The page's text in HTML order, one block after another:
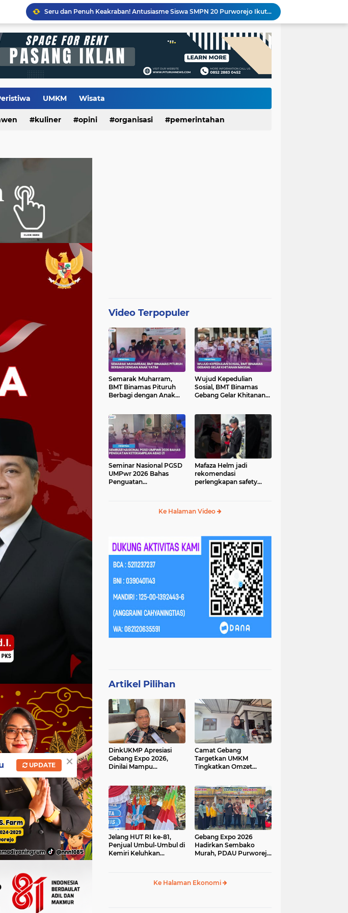
Banggakan Kwarran Pituruh, Tiga Siswa SMPN 20 dan SMPN 40 Purworejo Melenggang ke Jamnas Cibubur
PT Unggulrejo Wasono Dilanda Kebakaran, Tiga Korban Dilaporkan Alami Luka
Meriahkan HUT RI ke-81, SDN Luwenglor Sabet Juara 1 Turnamen Mini Soccer SD Se-Kecamatan Pituruh
Kemarau Picu Krisis Air Bersih, SDN Munggangsari dan Warga Kaligintung Berharap Pasokan Air Rutin
Flashback Program PITULUNGAN Yuli–Dion: Sejauh Mana Realisasinya?
Expo HUT ke-61 Yonif 412/BES Purworejo 2026 Resmi Dibuka, Pererat Sinergi TNI dan Masyarakat Lewat Beragam Hiburan
500 Mesin Produksi Terdampak, Kebakaran PT Unggulrejo Wasono Sebabkan Kerugian Ratusan Juta
UMKM Wisata
kuliner opini organisasi pemerintahan
Video Terpopuler
Semarak Muharram,
BMT Binamas Pituruh
Berbagi dengan Anak
Wujud Kepedulian
Sosial, BMT Binamas
Gebang Gelar Khitanan
Seminar Nasional PGSD
UMPwr 2026 Bahas
Penguatan
Mafaza Helm jadi
rekomendasi
perlengkapan safety
Ke Halaman Video
Artikel Pilihan
DinkUKMP Apresiasi
Gebang Expo 2026,
Dinilai Mampu
Lokal
Camat Gebang
Targetkan UMKM
Tingkatkan Omzet
Jelang HUT RI ke-81,
Penjual Umbul-Umbul di
Kemiri Keluhkan
Gebang Expo 2026
Hadirkan Sembako
Murah, PDAU Purworejo
Ke Halaman Ekonomi
×
UPDATE